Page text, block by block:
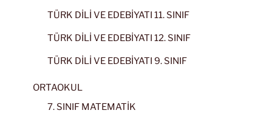
TÜRK DİLİ VE EDEBİYATI 11. SINIF
TÜRK DİLİ VE EDEBİYATI 12. SINIF
TÜRK DİLİ VE EDEBİYATI 9. SINIF
ORTAOKUL
7. SINIF MATEMATİK